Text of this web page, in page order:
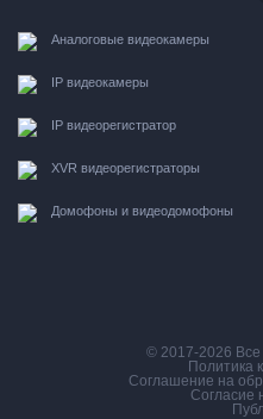
Аналоговые видеокамеры
IP видеокамеры
IP видеорегистратор
XVR видеорегистраторы
Домофоны и видеодомофоны
© 2017-2026
Политика
Соглашение на
Согласие